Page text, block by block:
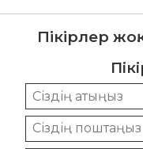
Пікірлер